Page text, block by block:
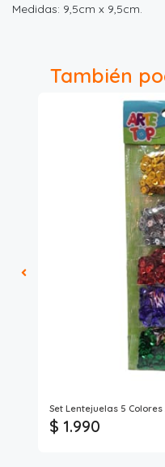
Medidas: 9,5cm x 9,5cm.
También
Set Lentejuelas 5 Colores
$ 1.990